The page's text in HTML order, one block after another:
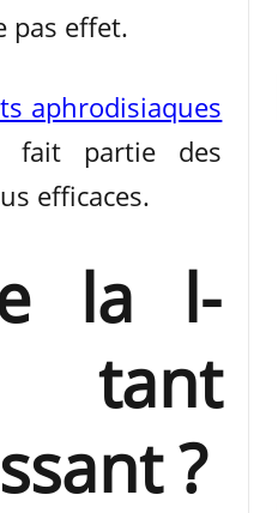
pas effet.
aphrodisiaques
fait partie des
efficaces.
la l-
?